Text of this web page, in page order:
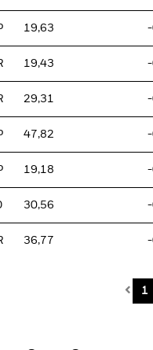
19,63
19,43
29,31
47,82
19,18
30,56
36,77
1